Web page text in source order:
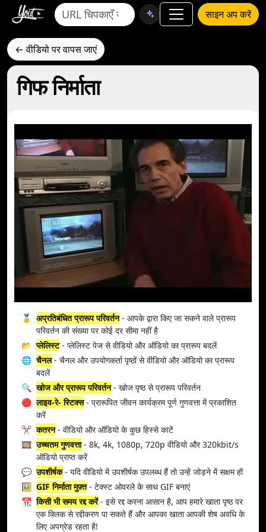
साइन अप करें
← वीडियो पर वापस जाएं
गिफ निर्माता
🥇 अप्रतिबंधित प्रारूप परिवर्तन- आपके द्वारा किए जा सकने वाले प्रारूप
परिवर्तन की संख्या पर कोई दर सीमा नहीं है
📂 प्लेलिस्ट- प्लेलिस्ट पेज से वीडियो और ऑडियो का प्रारूप बदलें
🌐 चैनल- चैनल और उपयोगकर्ता पृष्ठों से वीडियो और ऑडियो का प्रारूप
बदलें
🔍 खोज और प्रारूप परिवर्तन- खोज पृष्ठ से प्रारूप परिवर्तन
🔴 लाइव-रे- स्टिक्स- प्रारूपित जीवन कार्यक्रम पूर्ण गुणवत्ता में प्रकाशित
करें
✂️ कतरन- वीडियो और ऑडियो के कुछ हिस्से काटें
🎞️ उच्चतम गुणवत्ता- 8k, 4k, 1080p, 720p वीडियो और 320kbit/s
ऑडियो प्राप्त करें
💬 उपशीर्षक- यदि वीडियो में उपशीर्षक उपलब्ध हैं तो उन्हें जोड़ने में सक्षम हों
🖼️ GIF निर्माता मुफ़्त- टेक्स्ट ओवरले के साथ GIF बनाएं
📆 किसी भी समय रद्द करें- इसे रद्द करना आसान है, आप हमारे खाता पृष्ठ पर
एक क्लिक से रद्दीकरण पा सकते हैं और आपका खाता आपकी शेष अवधि के
लिए अपग्रेड रहता है!